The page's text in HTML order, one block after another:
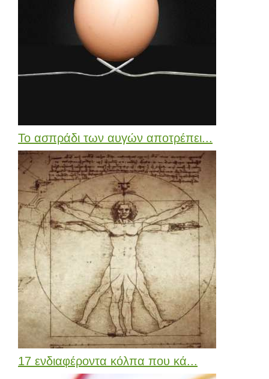
Το ασπράδι των αυγών αποτρέπει...
17 ενδιαφέροντα κόλπα που κά...